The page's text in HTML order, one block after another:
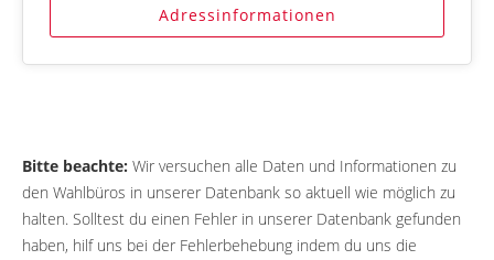
Adressinformationen
Bitte beachte: Wir versuchen alle Daten und Informationen zu
den Wahlbüros in unserer Datenbank so aktuell wie möglich zu
halten. Solltest du einen Fehler in unserer Datenbank gefunden
haben, hilf uns bei der Fehlerbehebung indem du uns die